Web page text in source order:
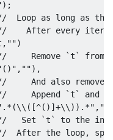
);
Loop as long as
After every
, "")
Remove `t` from
, ""),
And also remove
Append `t` and a
,
Set `t` to the
After the loop, split